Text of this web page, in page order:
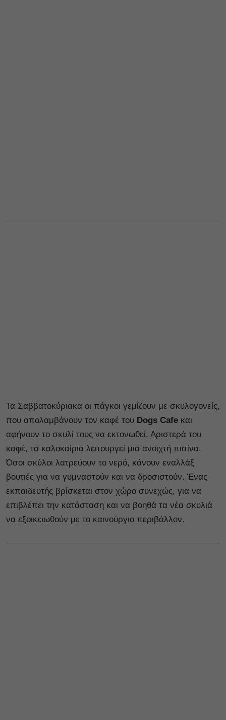
Τα Σαββατοκύριακα οι πάγκοι γεμίζουν με σκυλογονείς,
που απολαμβάνουν τον καφέ του Dogs Cafe και
αφήνουν το σκυλί τους να εκτονωθεί. Αριστερά του
καφέ, τα καλοκαίρια λειτουργεί μια ανοιχτή πισίνα.
Όσοι σκύλοι λατρεύουν το νερό, κάνουν εναλλάξ
βουτιές για να γυμναστούν και να δροσιστούν. Ένας
εκπαιδευτής βρίσκεται στον χώρο συνεχώς, για να
επιβλέπει την κατάσταση και να βοηθά τα νέα σκυλιά
να εξοικειωθούν με το καινούργιο περιβάλλον.